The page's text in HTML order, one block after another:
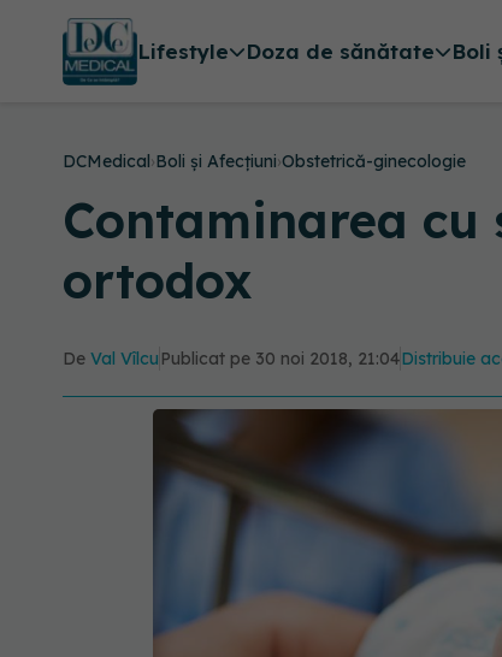
Lifestyle Doza de sănătate Boli
DCMedical›Boli și Afecțiuni›Obstetrică-ginecologie
Contaminarea
ortodox
De Val Vîlcu Publicat pe 30 noi 2018, 21:04Distribuie